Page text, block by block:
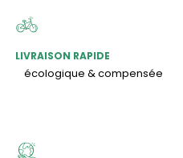
LIVRAISON RAPIDE
écologique & compensée